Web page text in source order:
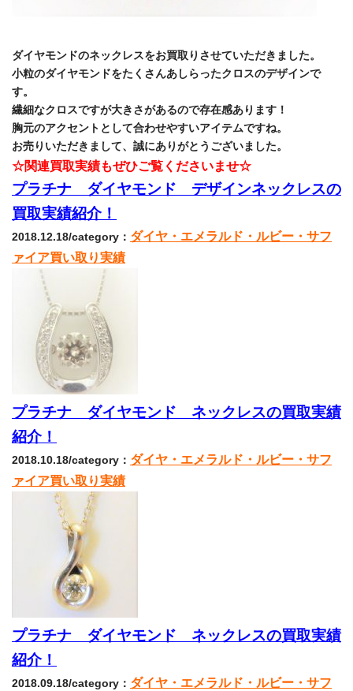
ダイヤモンドのネックレスをお買取りさせていただきました。
小粒のダイヤモンドをたくさんあしらったクロスのデザインで
す。
繊細なクロスですが大きさがあるので存在感あります！
胸元のアクセントとして合わせやすいアイテムですね。
お売りいただきまして、誠にありがとうございました。
☆関連買取実績もぜひご覧くださいませ☆
プラチナ ダイヤモンド デザインネックレスの
買取実績紹介！
2018.12.18/category： ダイヤ・エメラルド・ルビー・サフ
ァイア買い取り実績
プラチナ ダイヤモンド ネックレスの買取実績
紹介！
2018.10.18/category： ダイヤ・エメラルド・ルビー・サフ
ァイア買い取り実績
プラチナ ダイヤモンド ネックレスの買取実績
紹介！
2018.09.18/category： ダイヤ・エメラルド・ルビー・サフ